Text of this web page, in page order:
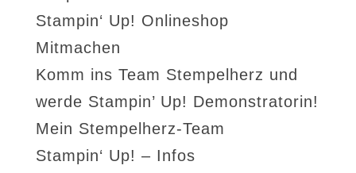
Stampin‘ Up! Onlineshop
Mitmachen
Komm ins Team Stempelherz und
werde Stampin’ Up! Demonstratorin!
Mein Stempelherz-Team
Stampin‘ Up! – Infos